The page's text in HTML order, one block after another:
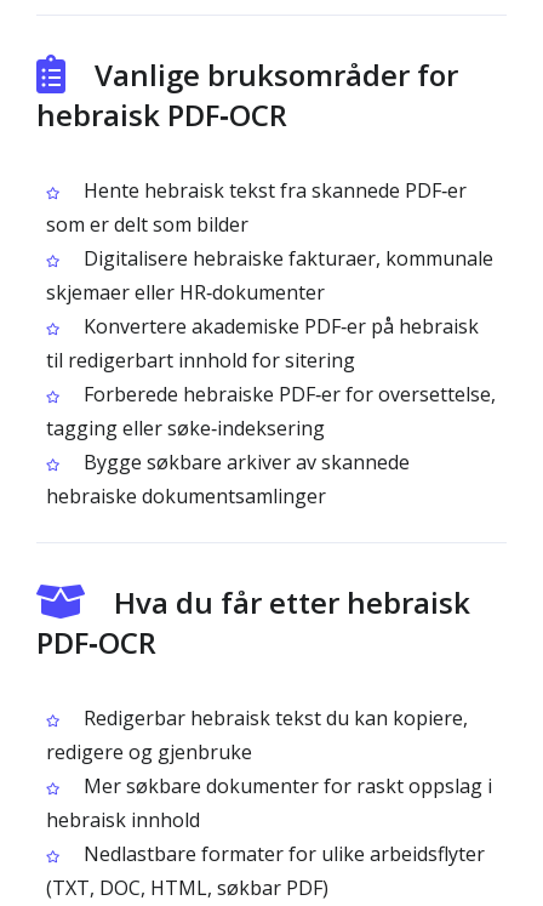
Vanlige bruksområder for
hebraisk PDF‑OCR
Hente hebraisk tekst fra skannede PDF‑er
som er delt som bilder
Digitalisere hebraiske fakturaer, kommunale
skjemaer eller HR‑dokumenter
Konvertere akademiske PDF‑er på hebraisk
til redigerbart innhold for sitering
Forberede hebraiske PDF‑er for oversettelse,
tagging eller søke‑indeksering
Bygge søkbare arkiver av skannede
hebraiske dokumentsamlinger
Hva du får etter hebraisk
PDF‑OCR
Redigerbar hebraisk tekst du kan kopiere,
redigere og gjenbruke
Mer søkbare dokumenter for raskt oppslag i
hebraisk innhold
Nedlastbare formater for ulike arbeidsflyter
(TXT, DOC, HTML, søkbar PDF)